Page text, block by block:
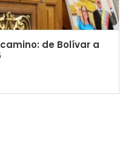
de Bolívar a